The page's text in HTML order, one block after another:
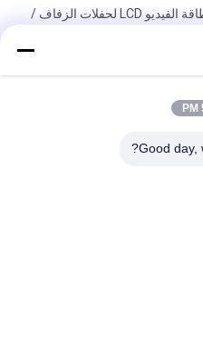
تأثير الوسائط المتعددة الإلكترونية بطاقة الفيديو LCD لحفلات الزفاف /
دعوات دعوات الزفاف ، فيديو كتيب مع
Good day,